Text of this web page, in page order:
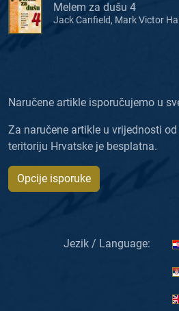
Melem za dušu 4
Jack Canfield, Mark Victor
Naručene artikle isporučujemo u
Za naručene artikle u vrijednosti
teritoriju Hrvatske je besplatna.
Opcije isporuke
Jezik / Language: